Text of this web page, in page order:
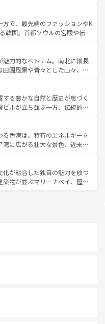
しており、サーフィンやダイ
ウトドア好きにはたまらな
な魅力を存分に味わいつくそ
る台湾東部など、都市の喧騒
おり、訪れる人に新しい発見と
た、奥深い台湾の食文化も魅
など、バラエティ豊かな料理
新着の台湾情報は コンテンツ一覧を参
方で、最先端のファッションやK
韓国。首都ソウルの宮殿や伝統
折々の自然美を楽しむことが
焼肉、絶品のストリートフード
が待っている。夜には、韓国な
の多彩な魅力を心ゆくまで味
ほしい。 なお、新着の韓国情報はコンテンツ一
魅力的なベトナム。南北に細長
田園風景や青々とした山々、世
く。ハノイの古い町並みやホ
代の建物も、独特の雰囲気を
エティの豊かさとおいしさで
ベトナムコーヒーなどは、ぜ
地域を訪れてもあたたかい人々
、きっと忘れられない旅にな
る豊かな自然と歴史が息づく
ルが立ち並ぶ一方、伝統的な
ではチェンマイなどの山岳地
ではプーケットやクラビの美し
しむことができる。タイ料理
、どの季節にも異なる楽しみ
いタイの人々、仏教を中心とし
源が、訪れる旅人を魅了し続
る香港は、特有のエネルギーを
に広がる壮大な景色、近未来
はず。観光スポットが密集し
を回れるのも魅力。息をのむよ
で、香港を存分に楽しみ尽く
化が融合した独自の魅力を放つ
物が並ぶマリーナベイ、歴史
を楽しめる外せないスポット